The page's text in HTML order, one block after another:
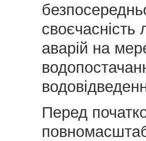
своєчасність
аварій на
Перед